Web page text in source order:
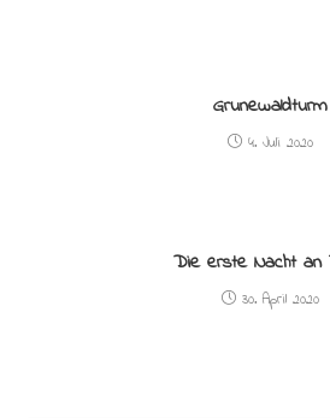
Grunewaldturm
4. Juli 2020
Die erste Nacht an
30. April 2020